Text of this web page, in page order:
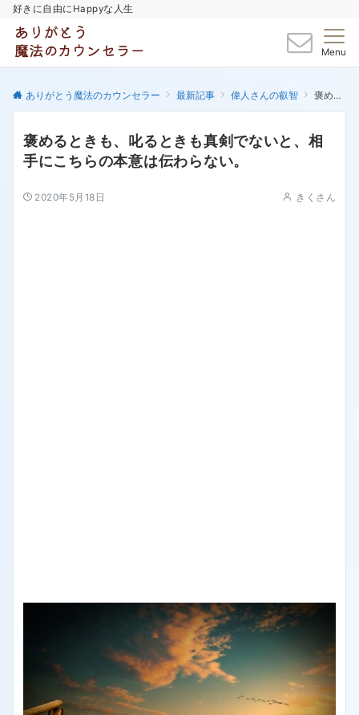
好きに自由にHappyな人生
Menu
ありがとう魔法のカウンセラー 最新記事 偉人さんの叡智 褒めるときも、叱るときも真剣でないと、相手にこちらの本意は伝わらない。
褒めるときも、叱るときも真剣でないと、相
手にこちらの本意は伝わらない。
2020年5月18日 きくさん